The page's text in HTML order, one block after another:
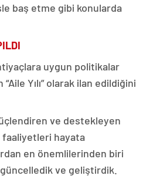
baş etme gibi konularda
uygun politikalar
Yılı” olarak ilan edildiğini
ve destekleyen
faaliyetleri hayata
en önemlilerinden biri
güncelledik ve geliştirdik.